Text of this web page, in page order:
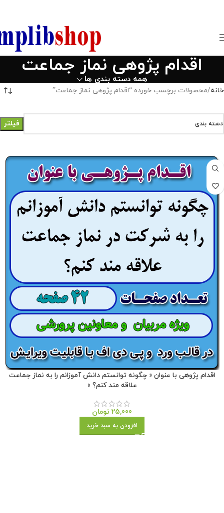
اقدام پژوهی نماز جماعت
همه دسته بندی ها
خانه محصولات برچسب خورده “اقدام پژوهی نماز جماعت”
دسته بندی فیلتر
اقدام پژوهی با عنوان « چگونه توانستم دانش آموزانم را به نماز جماعت
علاقه مند کنم؟ »
25,000 تومان
افزودن به سبد خرید